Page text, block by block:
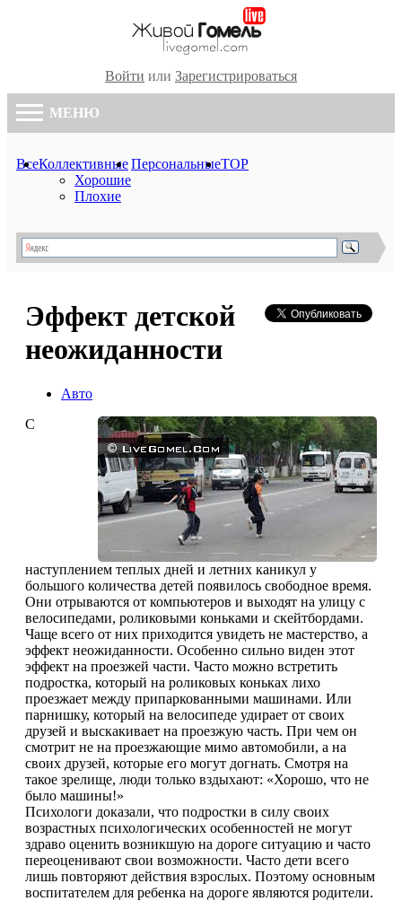
Войти или Зарегистрироваться
МЕНЮ
ВсеКоллективные
Хорошие
Плохие
ПерсональныеTOP
Эффект детской
неожиданности
Авто
С
наступлением теплых дней и летних каникул у
большого количества детей появилось свободное время.
Они отрываются от компьютеров и выходят на улицу с
велосипедами, роликовыми коньками и скейтбордами.
Чаще всего от них приходится увидеть не мастерство, а
эффект неожиданности. Особенно сильно виден этот
эффект на проезжей части. Часто можно встретить
подростка, который на роликовых коньках лихо
проезжает между припаркованными машинами. Или
парнишку, который на велосипеде удирает от своих
друзей и выскакивает на проезжую часть. При чем он
смотрит не на проезжающие мимо автомобили, а на
своих друзей, которые его могут догнать. Смотря на
такое зрелище, люди только вздыхают: «Хорошо, что не
было машины!»
Психологи доказали, что подростки в силу своих
возрастных психологических особенностей не могут
здраво оценить возникшую на дороге ситуацию и часто
переоценивают свои возможности. Часто дети всего
лишь повторяют действия взрослых. Поэтому основным
воспитателем для ребенка на дороге являются родители.